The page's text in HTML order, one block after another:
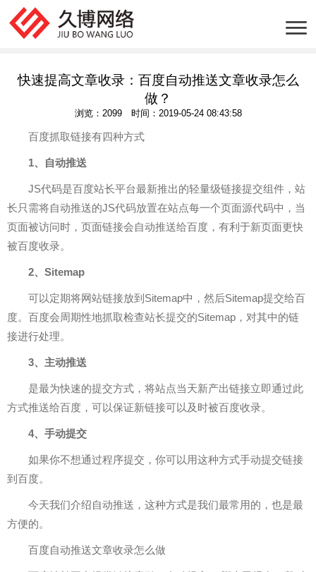
快速提高文章收录：百度自动推送文章收录怎么
做？
浏览：2099 时间：2019-05-24 08:43:58
百度抓取链接有四种方式
1、自动推送
JS代码是百度站长平台最新推出的轻量级链接提交组件，站
长只需将自动推送的JS代码放置在站点每一个页面源代码中，当
页面被访问时，页面链接会自动推送给百度，有利于新页面更快
被百度收录。
2、Sitemap
可以定期将网站链接放到Sitemap中，然后Sitemap提交给百
度。百度会周期性地抓取检查站长提交的Sitemap，对其中的链
接进行处理。
3、主动推送
是最为快速的提交方式，将站点当天新产出链接立即通过此
方式推送给百度，可以保证新链接可以及时被百度收录。
4、手动提交
如果你不想通过程序提交，你可以用这种方式手动提交链接
到百度。
今天我们介绍自动推送，这种方式是我们最常用的，也是最
方便的。
百度自动推送文章收录怎么做